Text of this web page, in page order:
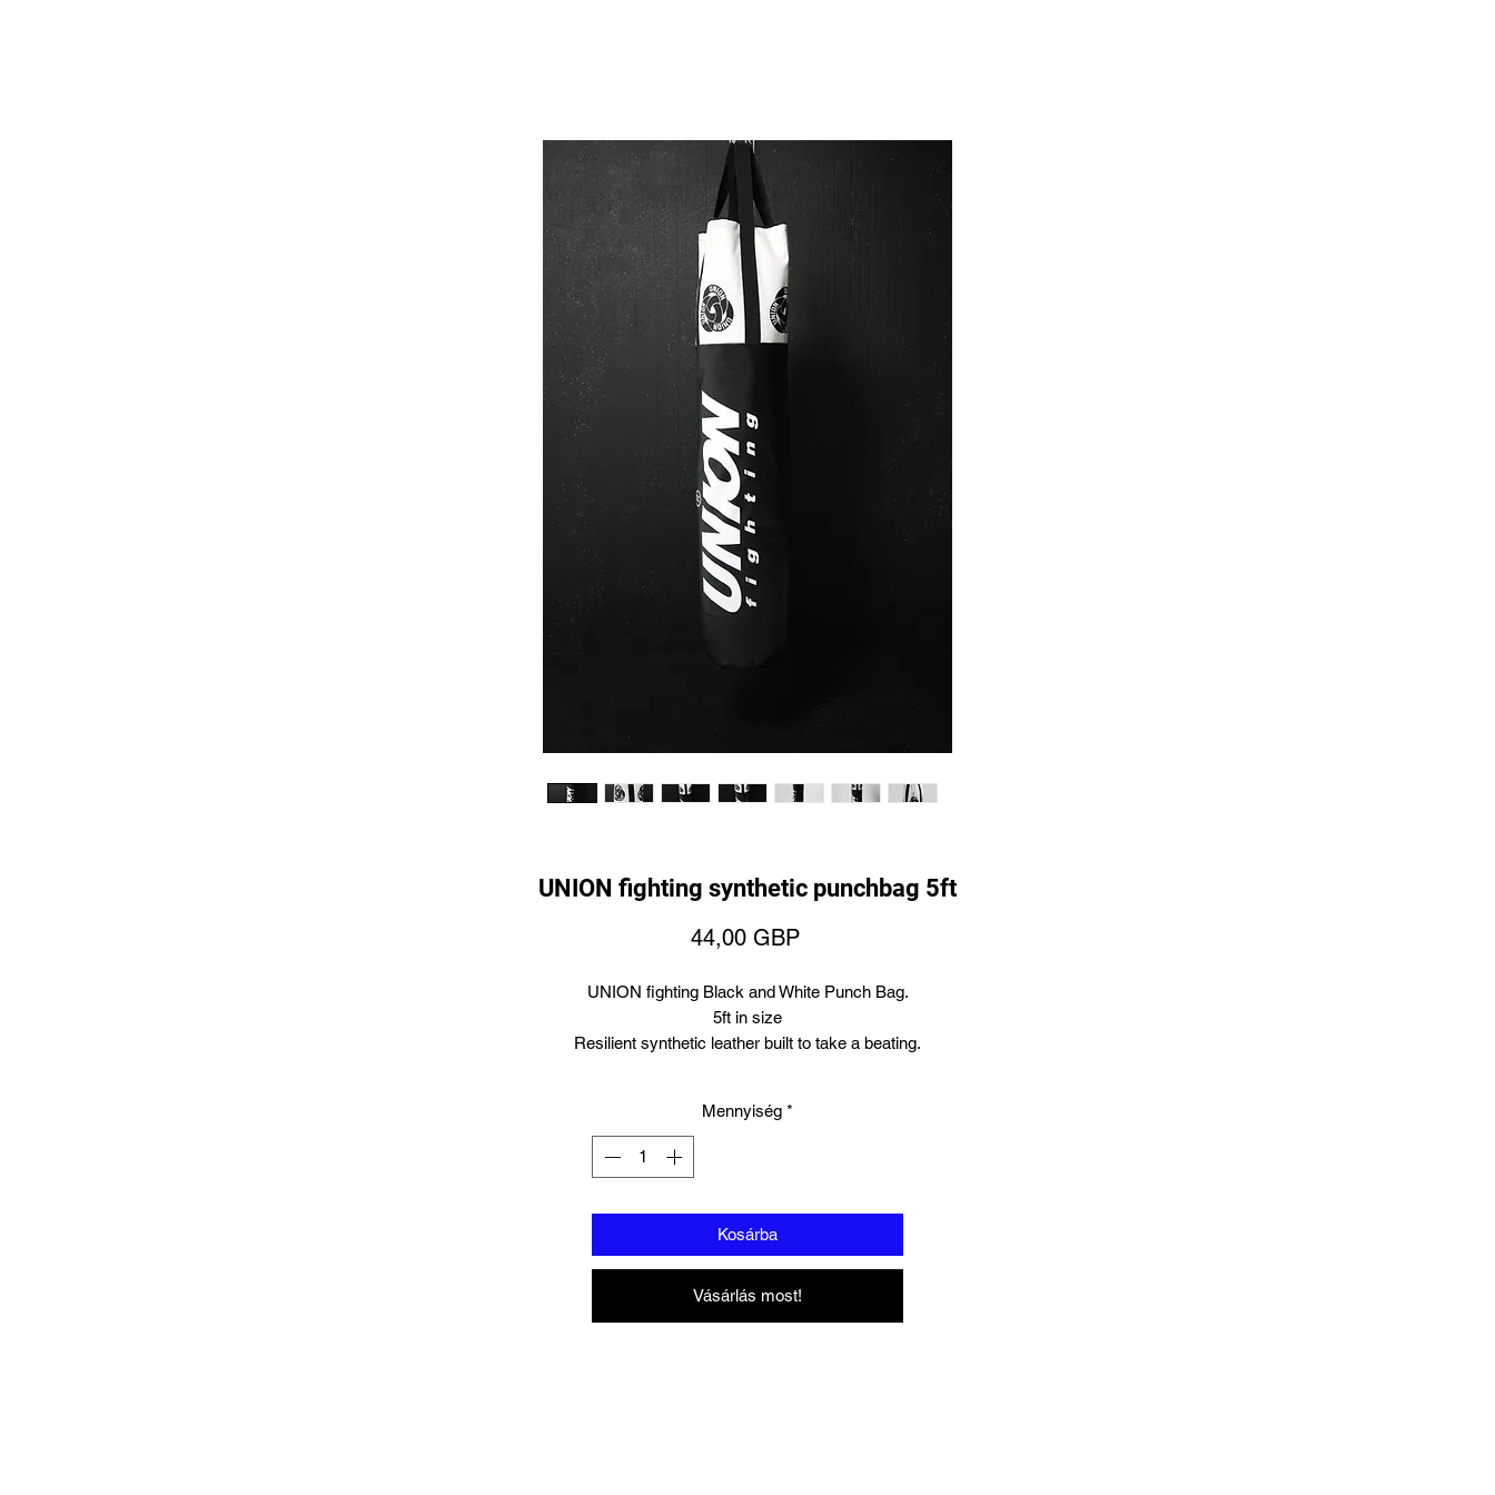
UNION fighting synthetic punchbag 5ft
44,00 GBPÁr
UNION fighting Black and White Punch Bag.
5ft in size
Resilient synthetic leather built to take a beating.
The bag will be delivered to you unfilled, you will need to fill it yourself with
your chosen material.
Mennyiség *
Kosárba
Vásárlás most!